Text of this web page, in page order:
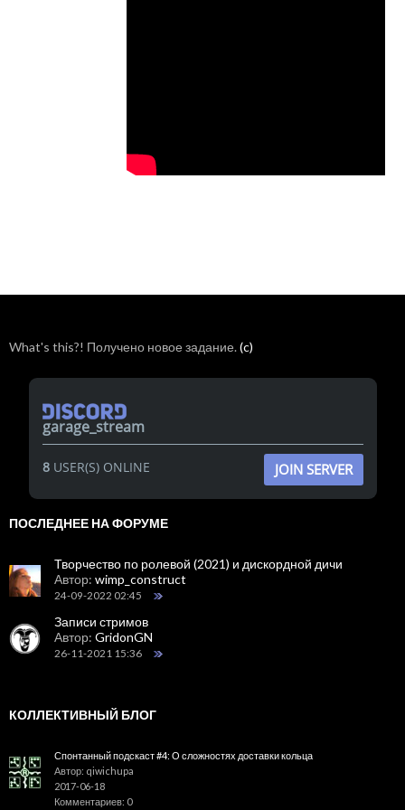
What's this?! Получено новое задание.(c)
garage_stream
8USER(S) ONLINE JOIN SERVER
ПОСЛЕДНЕЕ НА ФОРУМЕ
Творчество по ролевой (2021) и дискордной дичи
Автор: wimp_construct
24-09-2022 02:45
Записи стримов
Автор: GridonGN
26-11-2021 15:36
КОЛЛЕКТИВНЫЙ БЛОГ
Спонтанный подскаст #4: О сложностях доставки кольца
Автор: qiwichupa
2017-06-18
Комментариев: 0